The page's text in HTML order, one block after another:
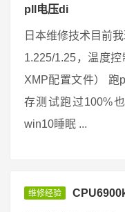
pll电压di
日本维修技术目前
1.225/1.25，温度
XMP配置文件） 跑
存测试跑过100%
win10睡眠 ...
维修经验